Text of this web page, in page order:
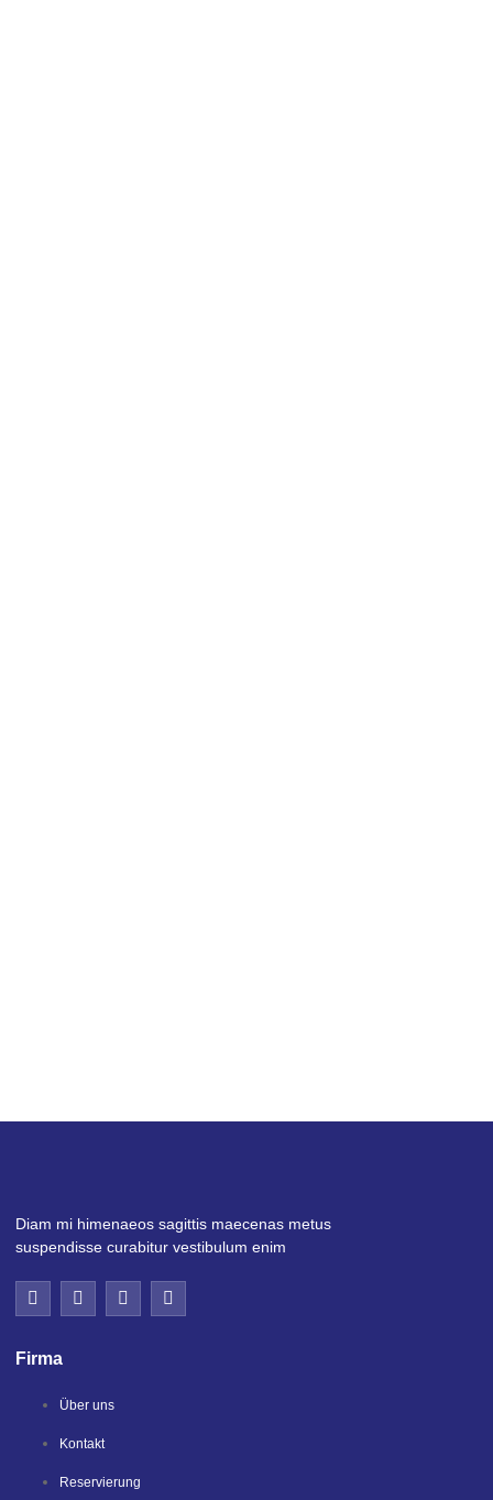
Diam mi himenaeos sagittis maecenas metus
suspendisse curabitur vestibulum enim
Firma
Über uns
Kontakt
Reservierung